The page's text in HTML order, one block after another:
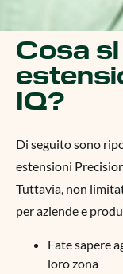
Cosa
IQ?
Di seguito sono
estensioni
Tuttavia, non
per aziende e
Fate sapere
loro zona